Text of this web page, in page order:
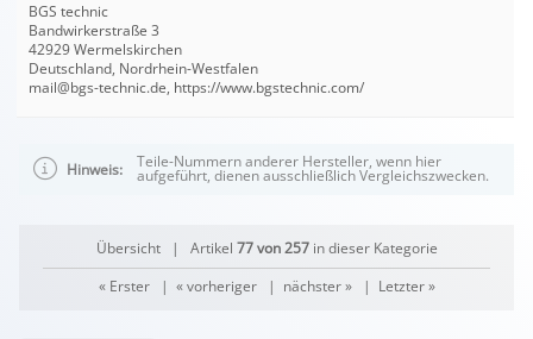
BGS technic
Bandwirkerstraße 3
42929 Wermelskirchen
Deutschland, Nordrhein-Westfalen
mail@bgs-technic.de, https://www.bgstechnic.com/
Hinweis: Teile-Nummern anderer Hersteller, wenn hier
aufgeführt, dienen ausschließlich Vergleichszwecken.
Übersicht| Artikel 77 von 257in dieser Kategorie
« Erster| « vorheriger| nächster »| Letzter »